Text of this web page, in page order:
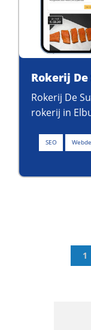
Rokerij
Rokerij De
rokerij in
SEO
1